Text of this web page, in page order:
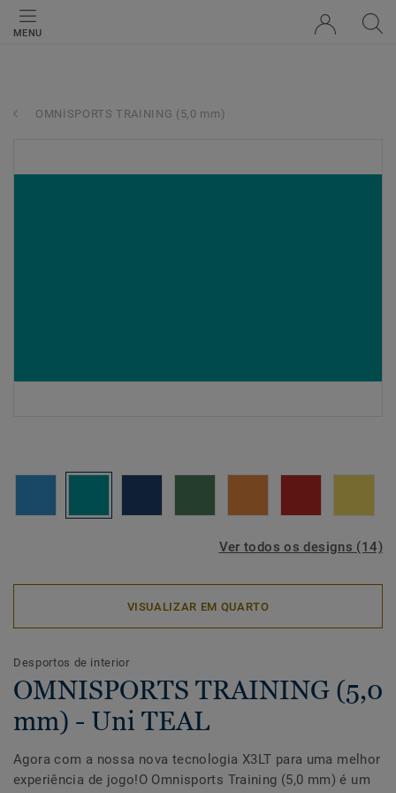
MENU
OMNISPORTS TRAINING (5,0 mm)
Ver todos os designs (14)
VISUALIZAR EM QUARTO
Desportos de interior
OMNISPORTS TRAINING (5,0
mm) - Uni TEAL
Agora com a nossa nova tecnologia X3LT para uma melhor
experiência de jogo!O Omnisports Training (5,0 mm) é um